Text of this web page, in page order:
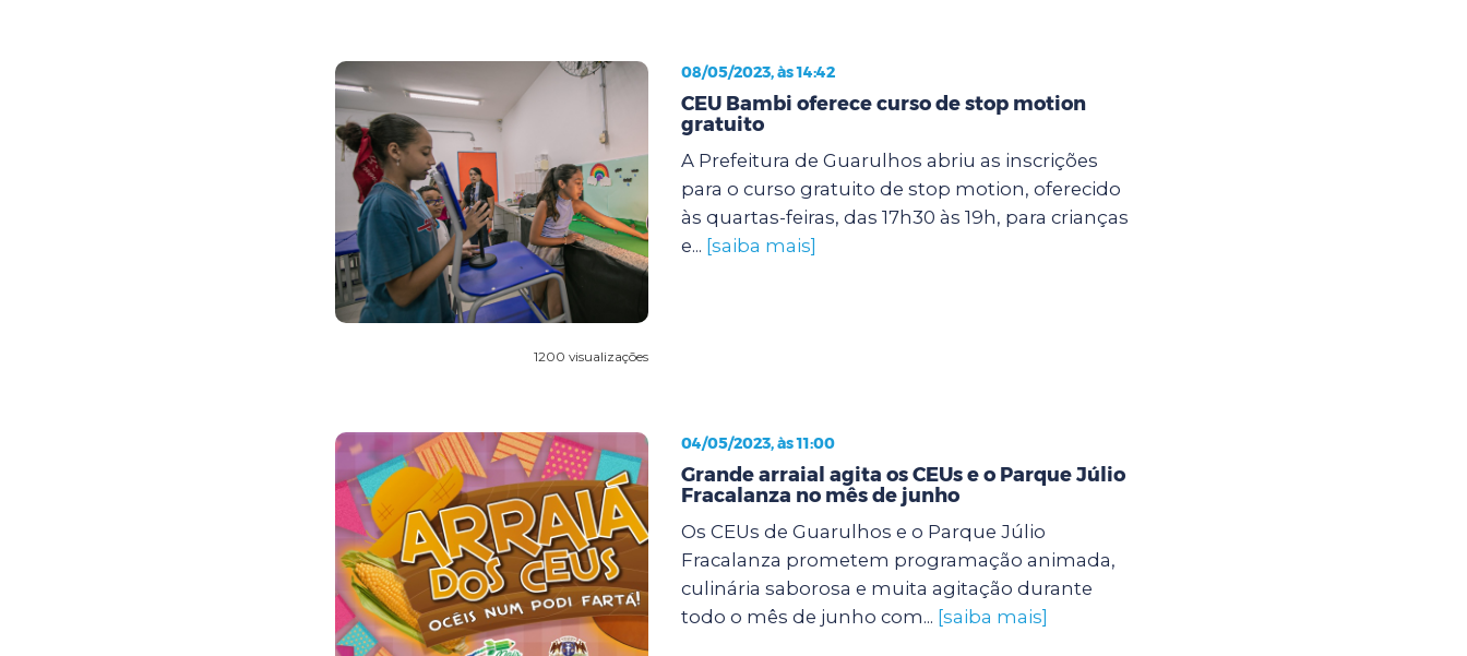
1200 visualizações
08/05/2023, às 14:42
CEU Bambi oferece curso de stop motion
gratuito
A Prefeitura de Guarulhos abriu as inscrições
para o curso gratuito de stop motion, oferecido
às quartas-feiras, das 17h30 às 19h, para crianças
e... [saiba mais]
04/05/2023, às 11:00
Grande arraial agita os CEUs e o Parque Júlio
Fracalanza no mês de junho
Os CEUs de Guarulhos e o Parque Júlio
Fracalanza prometem programação animada,
culinária saborosa e muita agitação durante
todo o mês de junho com... [saiba mais]